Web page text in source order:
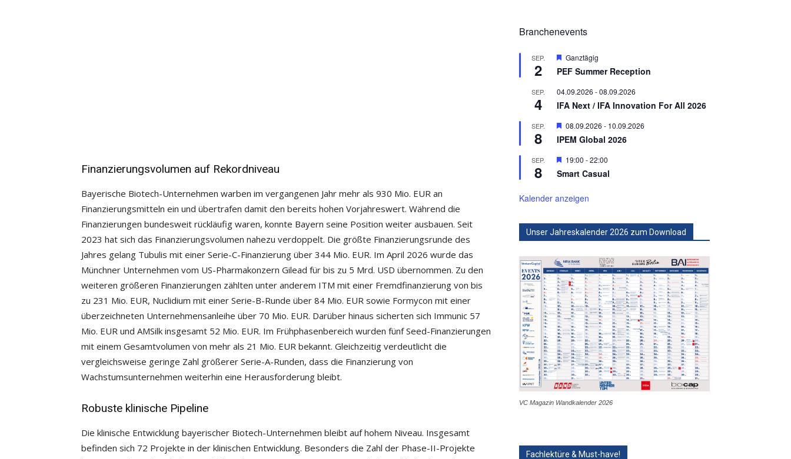
Finanzierungsvolumen auf Rekordniveau
Bayerische Biotech-Unternehmen warben im vergangenen Jahr mehr als 930 Mio. EUR an
Finanzierungsmitteln ein und übertrafen damit den bereits hohen Vorjahreswert. Während die
Finanzierungen bundesweit rückläufig waren, konnte Bayern seine Position weiter ausbauen. Seit
2023 hat sich das Finanzierungsvolumen nahezu verdoppelt. Die größte Finanzierungsrunde des
Jahres gelang Tubulis mit einer Serie-C-Finanzierung über 344 Mio. EUR. Im April 2026 wurde das
Münchner Unternehmen vom US-Pharmakonzern Gilead für bis zu 5 Mrd. USD übernommen. Zu den
weiteren größeren Finanzierungen zählten unter anderem ITM mit einer Fremdfinanzierung von bis
zu 231 Mio. EUR, Nuclidium mit einer Serie-B-Runde über 84 Mio. EUR sowie Formycon mit einer
überzeichneten Unternehmensanleihe über 70 Mio. EUR. Darüber hinaus sicherten sich Immunic 57
Mio. EUR und AMSilk insgesamt 52 Mio. EUR. Im Frühphasenbereich wurden fünf Seed-Finanzierungen
mit einem Gesamtvolumen von mehr als 21 Mio. EUR bekannt. Gleichzeitig verdeutlicht die
vergleichsweise geringe Zahl größerer Serie-A-Runden, dass die Finanzierung von
Wachstumsunternehmen weiterhin eine Herausforderung bleibt.
Robuste klinische Pipeline
Die klinische Entwicklung bayerischer Biotech-Unternehmen bleibt auf hohem Niveau. Insgesamt
befinden sich 72 Projekte in der klinischen Entwicklung. Besonders die Zahl der Phase-II-Projekte
Branchenevents
SEP.
2
Hervorgehoben
Ganztägig
PEF Summer Reception
SEP.
4
04.09.2026 -08.09.2026
IFA Next / IFA Innovation For All 2026
SEP.
8
Hervorgehoben
08.09.2026 - 10.09.2026
IPEM Global 2026
SEP.
8
Hervorgehoben
19:00 -22:00
Smart Casual
Kalender anzeigen
Unser Jahreskalender 2026 zum Download
VC Magazin Wandkalender 2026
Fachlektüre & Must-have!